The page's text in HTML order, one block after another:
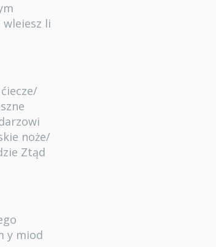
li
noże/
Ztąd
y miod